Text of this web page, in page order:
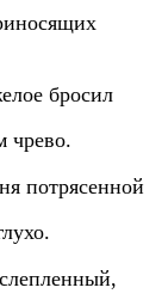
бросил
чрево.
потрясенной